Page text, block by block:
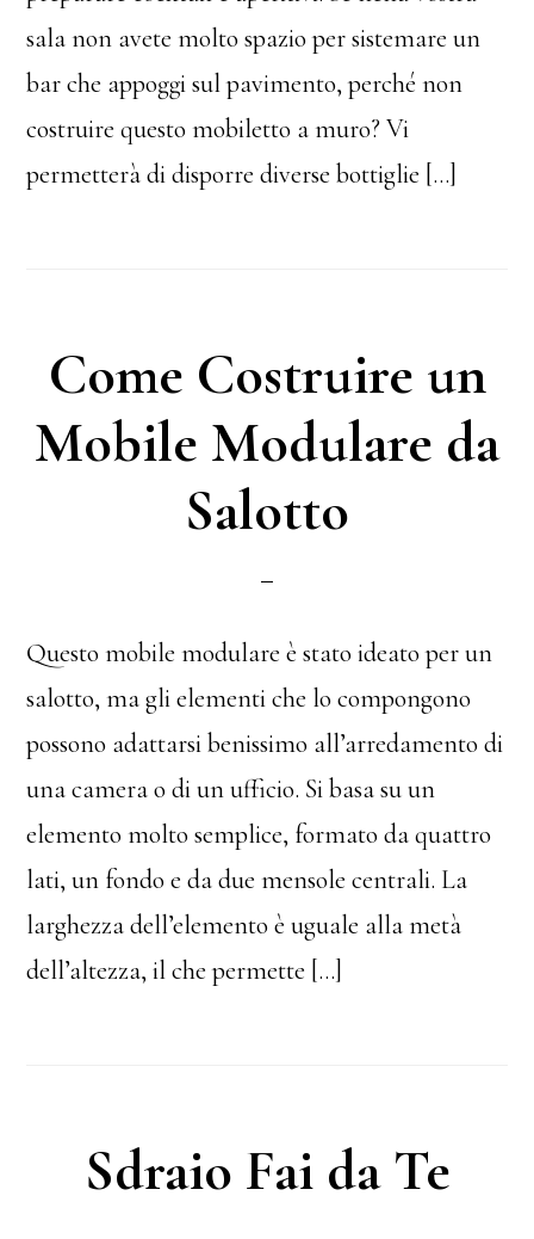
sala non avete molto spazio per sistemare un
bar che appoggi sul pavimento, perché non
costruire questo mobiletto a muro? Vi
permetterà di disporre diverse bottiglie […]
Come Costruire un
Mobile Modulare da
Salotto
Questo mobile modulare è stato ideato per un
salotto, ma gli elementi che lo compongono
possono adattarsi benissimo all’arredamento di
una camera o di un ufficio. Si basa su un
elemento molto semplice, formato da quattro
lati, un fondo e da due mensole centrali. La
larghezza dell’elemento è uguale alla metà
dell’altezza, il che permette […]
Sdraio Fai da Te